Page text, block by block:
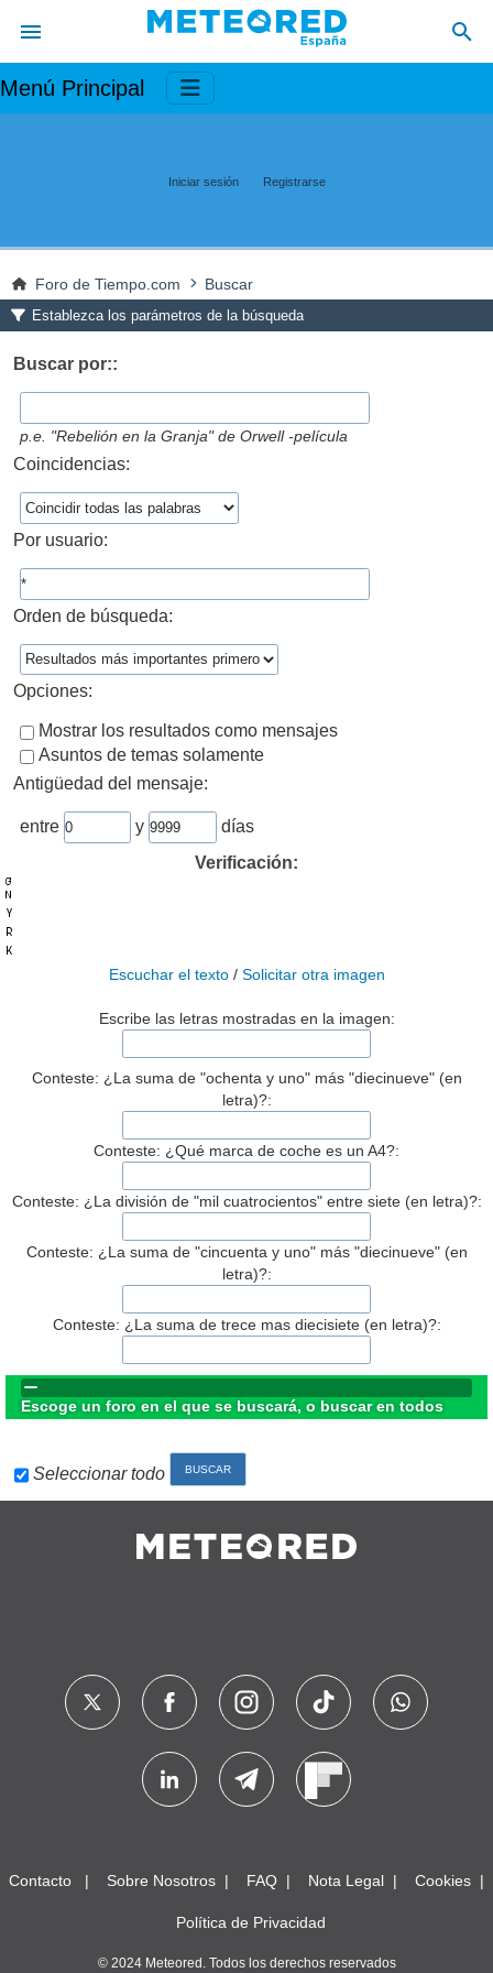
Menú Principal
Iniciar sesión Registrarse
Foro de Tiempo.com Buscar
Establezca los parámetros de la búsqueda
Buscar por::
p.e. "Rebelión en la Granja" de Orwell -película
Coincidencias:
Por usuario:
Orden de búsqueda:
Opciones:
Mostrar los resultados como mensajes
Asuntos de temas solamente
Antigüedad del mensaje:
entre y
días
Verificación:
Escuchar el texto/ Solicitar otra imagen
Escribe las letras mostradas en la imagen:
Conteste: ¿La suma de "ochenta y uno" más "diecinueve" (en
letra)?:
Conteste: ¿Qué marca de coche es un A4?:
Conteste: ¿La división de "mil cuatrocientos" entre siete (en letra)?:
Conteste: ¿La suma de "cincuenta y uno" más "diecinueve" (en
letra)?:
Conteste: ¿La suma de trece mas diecisiete (en letra)?:
Escoge un foro en el que se buscará, o buscar en todos
Seleccionar todo
Contacto Sobre Nosotros FAQ Nota Legal Cookies
Política de Privacidad
© 2024 Meteored. Todos los derechos reservados